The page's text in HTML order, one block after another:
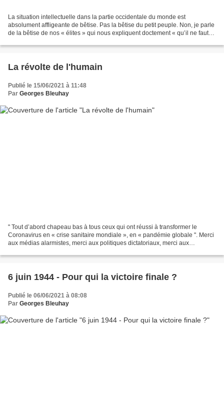
La situation intellectuelle dans la partie occidentale du monde est
absolument affligeante de bêtise. Pas la bêtise du petit peuple. Non, je parle
de la bêtise de nos « élites » qui nous expliquent doctement « qu’il ne faut
La révolte de l'humain
Publié le 15/06/2021 à 11:48
Par Georges Bleuhay
" Tout d’abord chapeau bas à tous ceux qui ont réussi à transformer le
Coronavirus en « crise sanitaire mondiale », en « pandémie globale ". Merci
aux médias alarmistes, merci aux politiques dictatoriaux, merci aux
6 juin 1944 - Pour qui la victoire finale ?
Publié le 06/06/2021 à 08:08
Par Georges Bleuhay